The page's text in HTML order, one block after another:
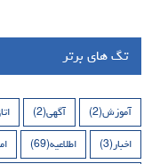
تگ های برتر
آموزش(2) آگهی(2)
اخبار(3) اطلاعیه(69)